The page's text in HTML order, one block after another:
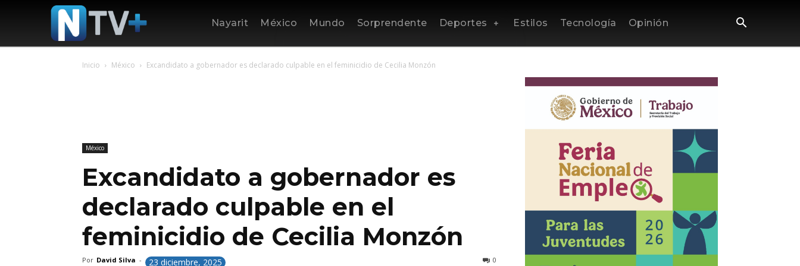
Nayarit México Mundo Sorprendente Deportes Estilos Tecnología Opinión
Inicio México Excandidato a gobernador es declarado culpable en el feminicidio de Cecilia Monzón
México
Excandidato a gobernador es
declarado culpable en el
feminicidio de Cecilia Monzón
Por David Silva - 23 diciembre, 2025 0